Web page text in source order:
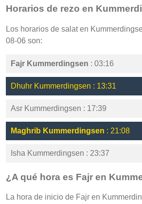
Horarios de rezo en
Los horarios de salat en
08-06 son:
Fajr Kummerdingsen : 03:16
Dhuhr Kummerdingsen : 13:31
Asr Kummerdingsen : 17:39
Maghrib Kummerdingsen : 21:08
Isha Kummerdingsen : 23:37
¿A qué hora es Fajr en
La hora de inicio de Fajr en